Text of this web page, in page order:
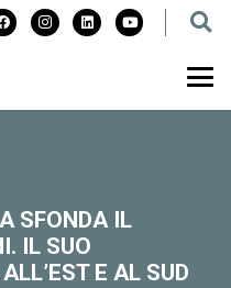
SFONDA IL
IL SUO
E AL SUD